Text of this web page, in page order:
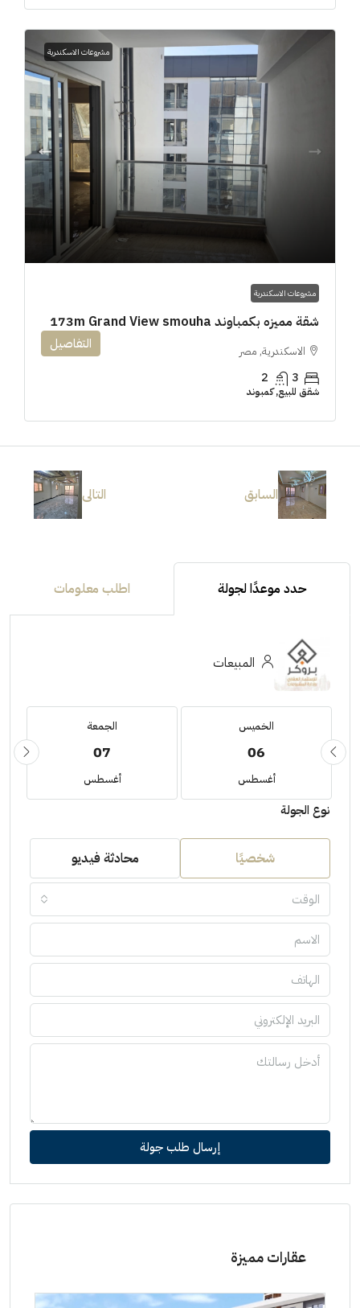
مشروعات الاسكندرية
مشروعات الاسكندرية
شقة مميزه بكمباوند 173m Grand View smouha
الاسكندرية, مصر
3
2
شقق للبيع, كمبوند
التفاصيل
السابق التالى
حدد موعدًا لجولة اطلب معلومات
المبيعات
الخميس
06
أغسطس
الجمعة
07
أغسطس
نوع الجولة
شخصيًا محادثة فيديو
الوقت
إرسال طلب جولة
عقارات مميزة